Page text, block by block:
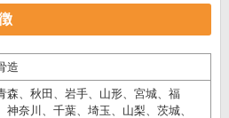
造
森、秋田、岩手、山形、宮城、福
神奈川、千葉、埼玉、山梨、茨城、